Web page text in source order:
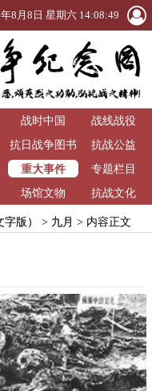
8月8日 星期六 14:08:50
战时中国
战线战役
抗日战争图书
馆
抗战公益
重大事件
专题栏目
场馆文物 抗战文化
版） > 九月 > 内容正文